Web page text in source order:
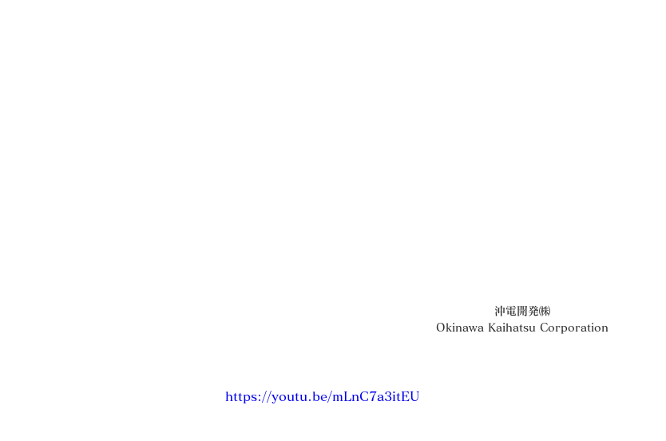
沖電開発㈱
Okinawa Kaihatsu Corporation
https://youtu.be/mLnC7a3itEU